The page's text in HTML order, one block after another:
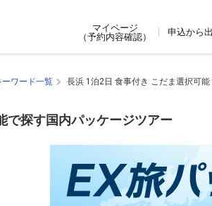
マイページ
（予約内容確認）
申込から
ワード一覧 長浜 1泊2日 食事付き こだま選択可能
で探す国内パッケージツアー